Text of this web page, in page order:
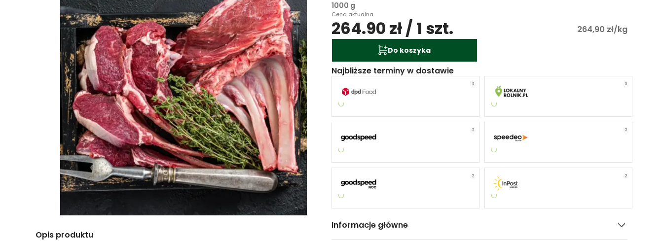
Opis produktu
1000 g
Cena aktualna
264.90 zł / 1 szt. 264,90 zł/kg
Do koszyka
Najbliższe terminy w dostawie
? ?
? ?
? ?
Informacje główne